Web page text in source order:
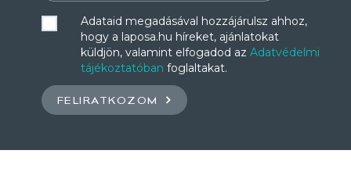
Adataid megadásával hozzájárulsz ahhoz,
hogy a laposa.hu híreket, ajánlatokat
küldjön, valamint elfogadod az Adatvédelmi
tájékoztatóban foglaltakat.
FELIRATKOZOM